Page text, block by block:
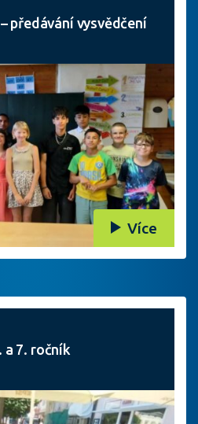
předávání vysvědčení
Více
a 7. ročník